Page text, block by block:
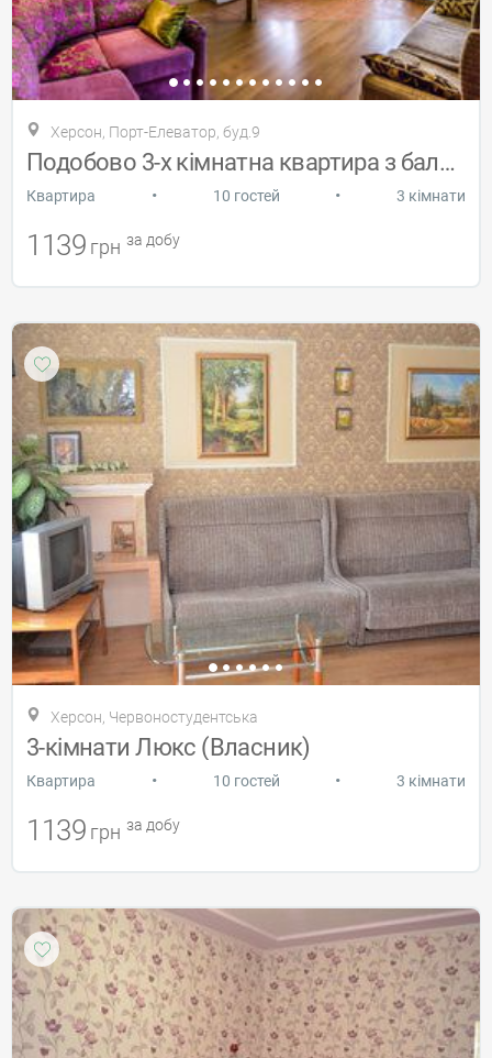
Херсон, Порт-Елеватор, буд.9
Подобово 3-х кімнатна квартира з балкон
Квартира • 10 гостей • 3 кімнати
1139 грн за добу
Херсон, Червоностудентська
3-кімнати Люкс (Власник)
Квартира • 10 гостей • 3 кімнати
1139 грн за добу